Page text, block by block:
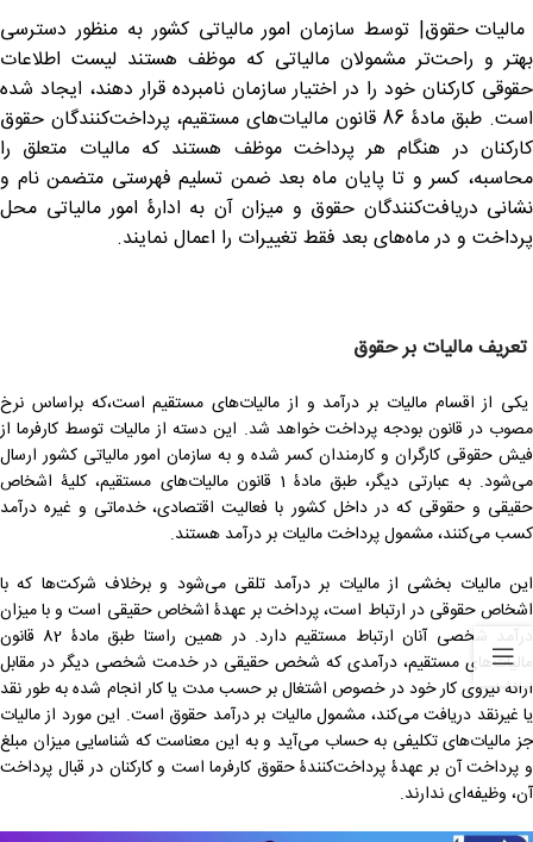
مالیات حقوق| توسط سازمان امور مالیاتی کشور به منظور دسترسی
بهتر و راحت‌تر مشمولان مالیاتی که موظف هستند لیست اطلاعات
حقوقی کارکنان خود را در اختیار سازمان نامبرده قرار دهند، ایجاد شده
است. طبق مادۀ 86 قانون مالیات‌های مستقیم، پرداخت‌کنندگان حقوق
کارکنان در هنگام هر پرداخت موظف هستند که مالیات متعلق را
محاسبه، کسر و تا پایان ماه بعد ضمن تسلیم فهرستی متضمن نام و
نشانی دریافت‌کنندگان حقوق و میزان آن به ادارۀ امور مالیاتی محل
پرداخت و در ماه‌های بعد فقط تغییرات را اعمال نمایند.
تعریف مالیات بر حقوق
یکی از اقسام مالیات بر درآمد و از مالیات‌های مستقیم است،که براساس نرخ
مصوب در قانون بودجه پرداخت خواهد شد. این دسته از مالیات توسط کارفرما از
فیش حقوقی کارگران و کارمندان کسر شده و به سازمان امور مالیاتی کشور ارسال
می‌شود. به عبارتی دیگر، طبق مادۀ 1 قانون مالیات‌های مستقیم، کلیۀ اشخاص
حقیقی و حقوقی که در داخل کشور با فعالیت اقتصادی، خدماتی و غیره درآمد
کسب می‌کنند، مشمول پرداخت مالیات بر درآمد هستند.
این مالیات بخشی از مالیات بر درآمد تلقی می‌شود و برخلاف شرکت‌ها که با
اشخاص حقوقی در ارتباط است، پرداخت بر عهدۀ اشخاص حقیقی است و با میزان
درآمد شخصی آنان ارتباط مستقیم دارد. در همین راستا طبق مادۀ 82 قانون
مالیات‌های مستقیم، درآمدی که شخص حقیقی در خدمت شخصی دیگر در مقابل
ارائۀ نیروی کار خود در خصوص اشتغال بر حسب مدت یا کار انجام شده به طور نقد
یا غیرنقد دریافت می‌کند، مشمول مالیات بر درآمد حقوق است. این مورد از مالیات
جز مالیات‌های تکلیفی به حساب می‌آید و به این معناست که شناسایی میزان مبلغ
و پرداخت آن بر عهدۀ پرداخت‌کنندۀ حقوق کارفرما است و کارکنان در قبال پرداخت
آن، وظیفه‌ای ندارند.